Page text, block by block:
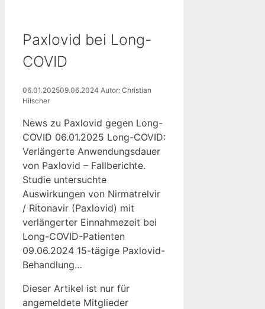
Paxlovid bei Long-
COVID
06.01.202509.06.2024 Autor: Christian
Hilscher
News zu Paxlovid gegen Long-
COVID 06.01.2025 Long-COVID:
Verlängerte Anwendungsdauer
von Paxlovid – Fallberichte.
Studie untersuchte
Auswirkungen von Nirmatrelvir
/ Ritonavir (Paxlovid) mit
verlängerter Einnahmezeit bei
Long-COVID-Patienten
09.06.2024 15-tägige Paxlovid-
Behandlung…
Dieser Artikel ist nur für
angemeldete Mitglieder